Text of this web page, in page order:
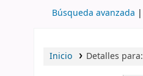
Búsqueda avanzada
Inicio Detalles para: